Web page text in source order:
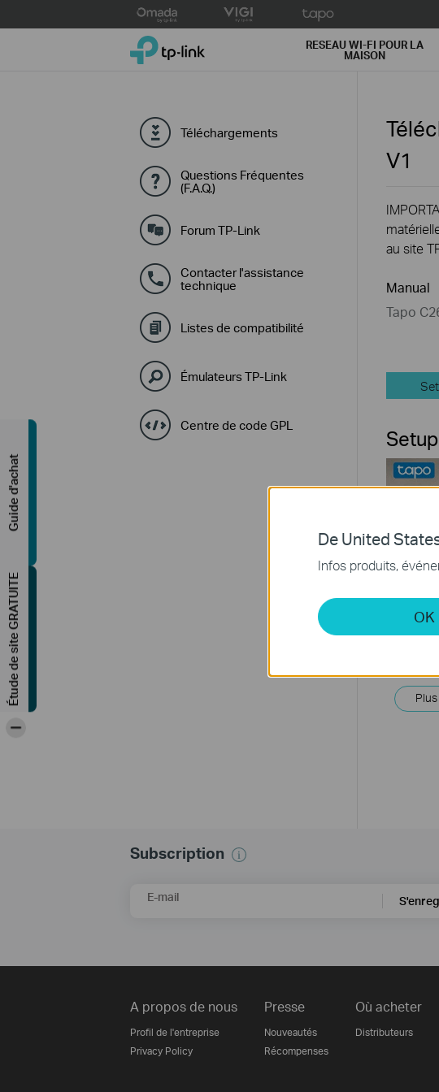
to
TP-Link, Reliably Smart RESEAU WI-FI POUR LA
MAISON
Téléchargements
Questions Fréquentes
(F.A.Q.)
Forum TP-Link
Contacter l'assistance
technique
Listes de compatibilité
Émulateurs TP-Link
Centre de code GPL
V1
au site
Manual
Tapo
How
Plus
Subscription
E-mail
A propos de nous
Profil de l'entreprise
Privacy Policy
Presse
Nouveautés
Récompenses
Où acheter
Distributeurs
De United
Infos produits,
OK
Guide d'achat
Étude de site GRATUITE
-